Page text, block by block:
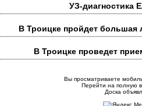
УЗ-
В Троицке пройдет большая
В Троицке проведет
Вы просматриваете
Перейти на полную
Доска